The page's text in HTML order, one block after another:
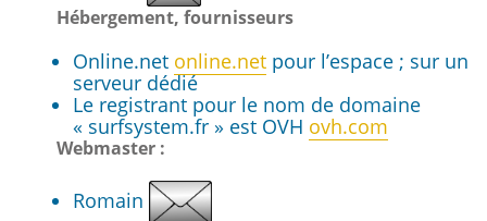
Hébergement, fournisseurs
Online.net online.net pour l’espace ; sur un
serveur dédié
Le registrant pour le nom de domaine
« surfsystem.fr » est OVH ovh.com
Webmaster :
Romain